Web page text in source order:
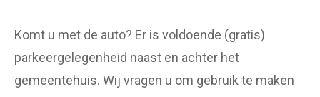
Komt u met de auto? Er is voldoende (gratis)
parkeergelegenheid naast en achter het
gemeentehuis. Wij vragen u om gebruik te maken